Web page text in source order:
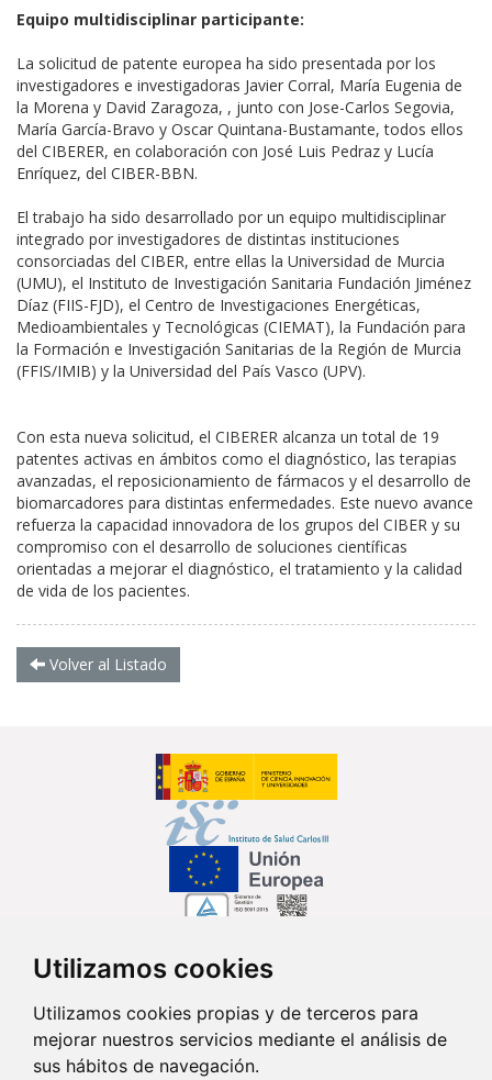
Utilizamos cookies
Utilizamos cookies propias y de terceros para
mejorar nuestros servicios mediante el análisis de
sus hábitos de navegación.
Equipo multidisciplinar participante:
La solicitud de patente europea ha sido presentada por los
investigadores e investigadoras Javier Corral, María Eugenia de
la Morena y David Zaragoza, , junto con Jose-Carlos Segovia,
María García-Bravo y Oscar Quintana-Bustamante, todos ellos
del CIBERER, en colaboración con José Luis Pedraz y Lucía
Enríquez, del CIBER-BBN.
El trabajo ha sido desarrollado por un equipo multidisciplinar
integrado por investigadores de distintas instituciones
consorciadas del CIBER, entre ellas la Universidad de Murcia
(UMU), el Instituto de Investigación Sanitaria Fundación Jiménez
Díaz (FIIS-FJD), el Centro de Investigaciones Energéticas,
Medioambientales y Tecnológicas (CIEMAT), la Fundación para
la Formación e Investigación Sanitarias de la Región de Murcia
(FFIS/IMIB) y la Universidad del País Vasco (UPV).
Con esta nueva solicitud, el CIBERER alcanza un total de 19
patentes activas en ámbitos como el diagnóstico, las terapias
avanzadas, el reposicionamiento de fármacos y el desarrollo de
biomarcadores para distintas enfermedades. Este nuevo avance
refuerza la capacidad innovadora de los grupos del CIBER y su
compromiso con el desarrollo de soluciones científicas
orientadas a mejorar el diagnóstico, el tratamiento y la calidad
de vida de los pacientes.
Volver al Listado
Síguenos en...
Contacto